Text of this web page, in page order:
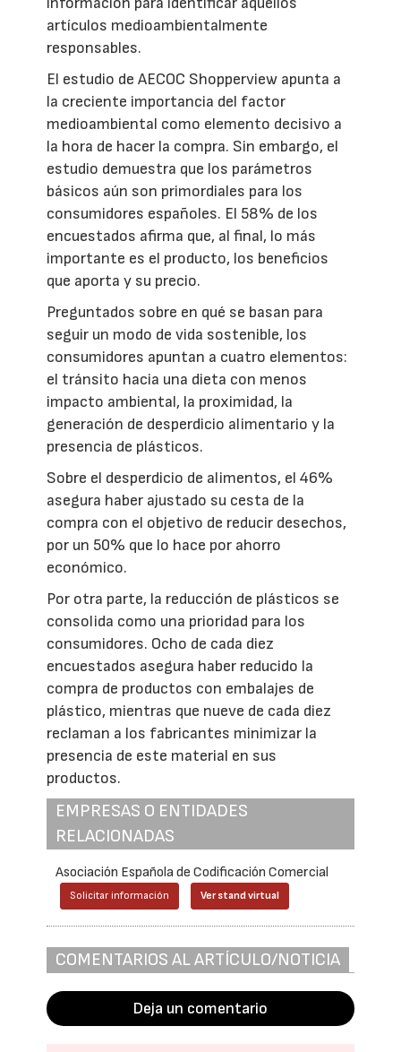
artículos medioambientalmente
responsables.
El estudio de AECOC Shopperview apunta a
la creciente importancia del factor
medioambiental como elemento decisivo a
la hora de hacer la compra. Sin embargo, el
estudio demuestra que los parámetros
básicos aún son primordiales para los
consumidores españoles. El 58% de los
encuestados afirma que, al final, lo más
importante es el producto, los beneficios
que aporta y su precio.
Preguntados sobre en qué se basan para
seguir un modo de vida sostenible, los
consumidores apuntan a cuatro elementos:
el tránsito hacia una dieta con menos
impacto ambiental, la proximidad, la
generación de desperdicio alimentario y la
presencia de plásticos.
Sobre el desperdicio de alimentos, el 46%
asegura haber ajustado su cesta de la
compra con el objetivo de reducir desechos,
por un 50% que lo hace por ahorro
económico.
Por otra parte, la reducción de plásticos se
consolida como una prioridad para los
consumidores. Ocho de cada diez
encuestados asegura haber reducido la
compra de productos con embalajes de
plástico, mientras que nueve de cada diez
reclaman a los fabricantes minimizar la
presencia de este material en sus
productos.
EMPRESAS O ENTIDADES
RELACIONADAS
Asociación Española de Codificación Comercial
Solicitar información Ver stand virtual
COMENTARIOS AL ARTÍCULO/NOTICIA
Deja un comentario